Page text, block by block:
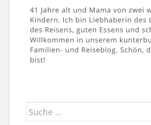
Suche